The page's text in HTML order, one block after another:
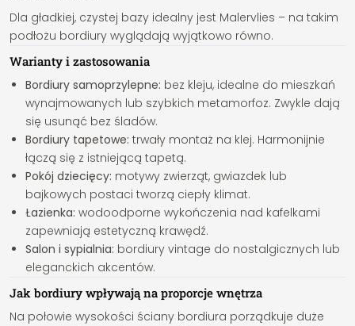
Dla gładkiej, czystej bazy idealny jest Malervlies – na takim
podłożu bordiury wyglądają wyjątkowo równo.
Warianty i zastosowania
Bordiury samoprzylepne: bez kleju, idealne do mieszkań
wynajmowanych lub szybkich metamorfoz. Zwykle dają
się usunąć bez śladów.
Bordiury tapetowe: trwały montaż na klej. Harmonijnie
łączą się z istniejącą tapetą.
Pokój dziecięcy: motywy zwierząt, gwiazdek lub
bajkowych postaci tworzą ciepły klimat.
Łazienka: wodoodporne wykończenia nad kafelkami
zapewniają estetyczną krawędź.
Salon i sypialnia: bordiury vintage do nostalgicznych lub
eleganckich akcentów.
Jak bordiury wpływają na proporcje wnętrza
Na połowie wysokości ściany bordiura porządkuje duże